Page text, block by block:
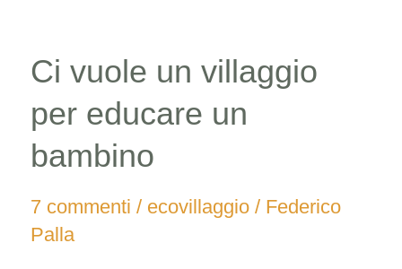
Ci vuole un villaggio
per educare un
bambino
7 commenti / ecovillaggio/ Federico
Palla
Ci
vuole
un
villaggio
per
educare